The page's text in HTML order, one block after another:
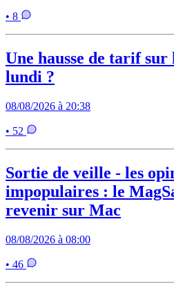
• 8
Une hausse de tarif sur
lundi ?
08/08/2026 à 20:38
• 52
Sortie de veille - les
impopulaires : le
revenir sur Mac
08/08/2026 à 08:00
• 46